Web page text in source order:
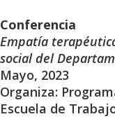
Conferencia
Empatía
social del
Mayo, 2023
Organiza:
Escuela de